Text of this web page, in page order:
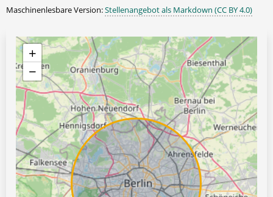
Maschinenlesbare Version:Stellenangebot als Markdown (CC BY 4.0)
+
−